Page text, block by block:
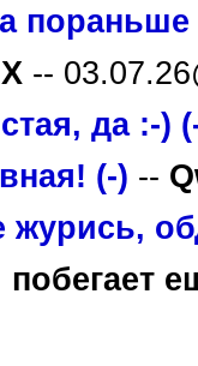
пораньше
--
да :-)
(-) --
журись,
побегает